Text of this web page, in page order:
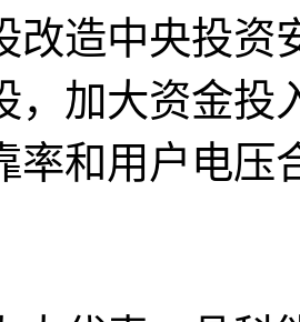
改造中央投资
，加大资金投
率和用户电压